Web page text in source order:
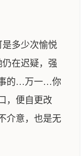
多少次愉悦
在迟疑，强
事的…万一…你
，便自更改
介意，也是无